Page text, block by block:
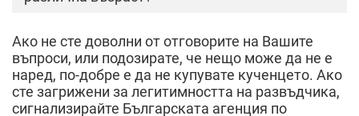
кученце, е регистриран развъдник, каквито
законодателство, можете да проверите
регистрационния номер на обекта в този
списък.
Колкото повече породи кученца и избор на
различни животни предлага продавачът,
толкова по-голям е рискът той да е дилър,
който само продава и доставя кученца от
неизвестно място. Тези кученца потенциално
Ако не сте доволни от отговорите на Вашите
въпроси, или подозирате, че нещо може да не е
наред, по-добре е да не купувате кученцето. Ако
сте загрижени за легитимността на развъдчика,
сигнализирайте Българската агенция по